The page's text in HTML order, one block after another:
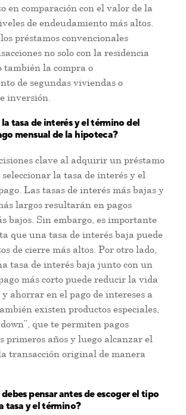
en comparación con el valor de la
de endeudamiento más altos.
préstamos convencionales
no solo con la residencia
la compra o
de segundas viviendas o
inversión.
tasa de interés y el término del
mensual de la hipoteca?
clave al adquirir un préstamo
la tasa de interés y el
Las tasas de interés más bajas y
largos resultarán en pagos
bajos. Sin embargo, es importante
que una tasa de interés baja puede
de cierre más altos. Por otro lado,
tasa de interés baja junto con un
más corto puede reducir la vida
ahorrar en el pago de intereses a
existen productos especiales,
que te permiten pagos
primeros años y luego alcanzar el
transacción original de manera
pensar antes de escoger el tipo
tasa y el término?